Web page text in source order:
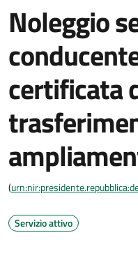
Noleggio
certificata
(
Servizio attivo